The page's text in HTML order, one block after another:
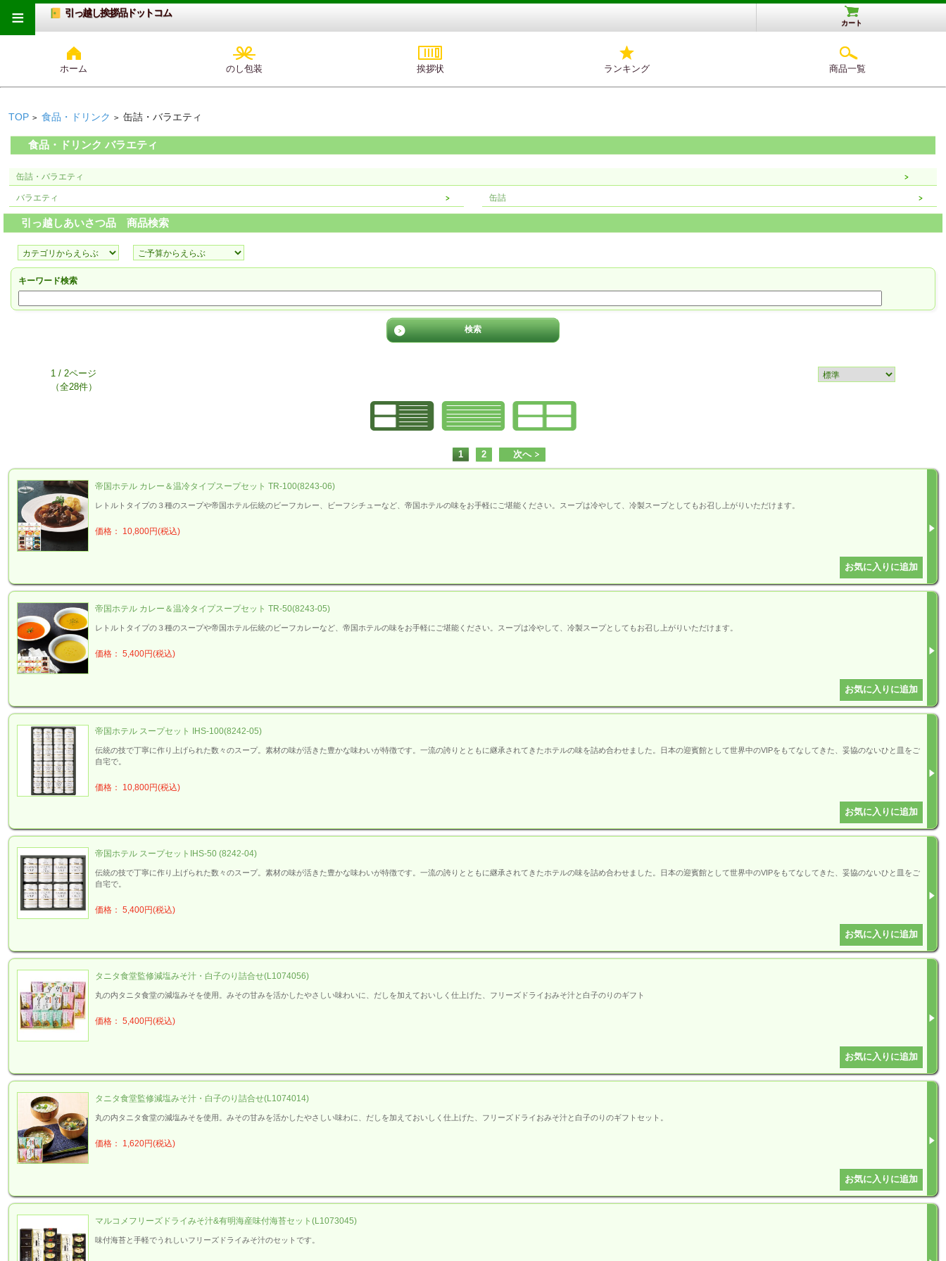
引っ越し挨拶品ドットコム
カート
ホーム のし包装 挨拶状 ランキング 商品一覧
≡
TOP > 食品・ドリンク > 缶詰・バラエティ
食品・ドリンク バラエティ
缶詰・バラエティ
バラエティ 缶詰
引っ越しあいさつ品 商品検索
キーワード検索
1 / 2ページ
（全28件）
1 2 次へ
帝国ホテル カレー＆温冷タイプスープセット TR-100(8243-06)
レトルトタイプの３種のスープや帝国ホテル伝統のビーフカレー、ビーフシチューなど、帝国ホテルの味をお手軽にご堪能ください。スープは冷やして、冷製スープとしてもお召し上がりいただけます。
価格： 10,800円(税込)
帝国ホテル カレー＆温冷タイプスープセット TR-50(8243-05)
レトルトタイプの３種のスープや帝国ホテル伝統のビーフカレーなど、帝国ホテルの味をお手軽にご堪能ください。スープは冷やして、冷製スープとしてもお召し上がりいただけます。
価格： 5,400円(税込)
帝国ホテル スープセット IHS-100(8242-05)
伝統の技で丁寧に作り上げられた数々のスープ。素材の味が活きた豊かな味わいが特徴です。一流の誇りとともに継承されてきたホテルの味を詰め合わせました。日本の迎賓館として世界中のVIPをもてなしてきた、妥協のないひと皿をご
自宅で。
価格： 10,800円(税込)
帝国ホテル スープセットIHS-50 (8242-04)
伝統の技で丁寧に作り上げられた数々のスープ。素材の味が活きた豊かな味わいが特徴です。一流の誇りとともに継承されてきたホテルの味を詰め合わせました。日本の迎賓館として世界中のVIPをもてなしてきた、妥協のないひと皿をご
自宅で。
価格： 5,400円(税込)
タニタ食堂監修減塩みそ汁・白子のり詰合せ(L1074056)
丸の内タニタ食堂の減塩みそを使用。みその甘みを活かしたやさしい味わいに、だしを加えておいしく仕上げた、フリーズドライおみそ汁と白子のりのギフト
価格： 5,400円(税込)
タニタ食堂監修減塩みそ汁・白子のり詰合せ(L1074014)
丸の内タニタ食堂の減塩みそを使用。みその甘みを活かしたやさしい味わに、だしを加えておいしく仕上げた、フリーズドライおみそ汁と白子のりのギフトセット。
価格： 1,620円(税込)
マルコメフリーズドライみそ汁&有明海産味付海苔セット(L1073045)
味付海苔と手軽でうれしいフリーズドライみそ汁のセットです。